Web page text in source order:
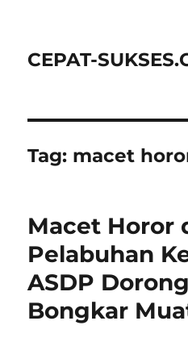
CEPAT-
Tag: macet
Macet Horor
Pelabuhan
ASDP
Bongkar